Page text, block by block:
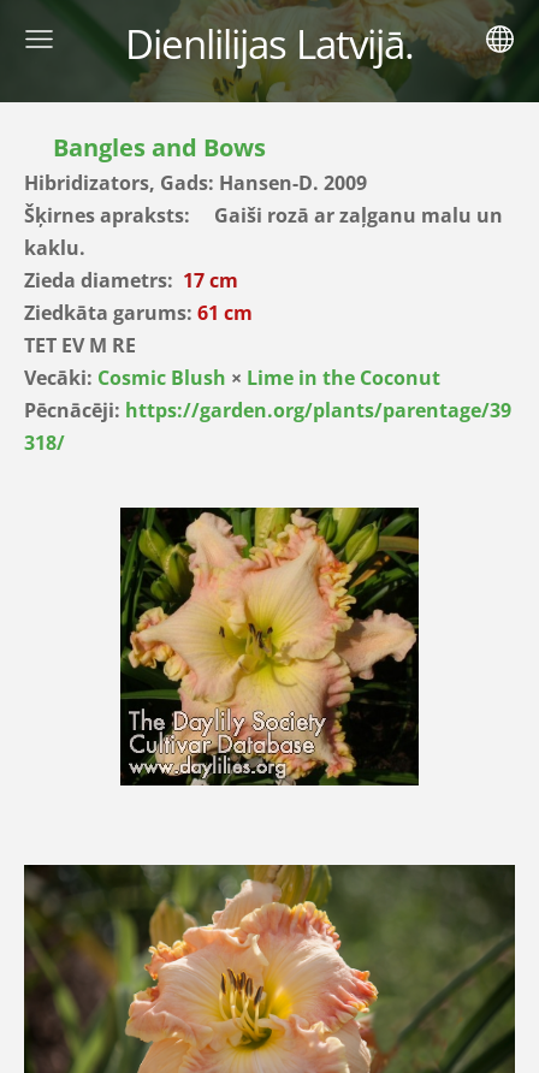
Dienlilijas Latvijā.
Bangles and Bows
Hibridizators, Gads: Hansen-D. 2009
Šķirnes apraksts: Gaiši rozā ar zaļganu malu un
kaklu.
Zieda diametrs: 17 cm
Ziedkāta garums: 61 cm
TET EV M RE
Vecāki: Cosmic Blush × Lime in the Coconut
Pēcnācēji: https://garden.org/plants/parentage/39
318/